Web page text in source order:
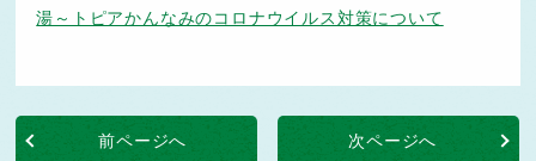
湯～トピアかんなみのコロナウイルス対策について
前ページへ 次ページへ